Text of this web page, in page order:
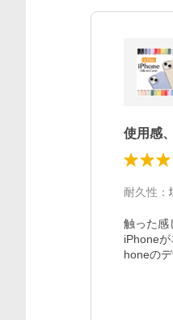
使用感
耐久性 ：
触った感
iPhone
honeの